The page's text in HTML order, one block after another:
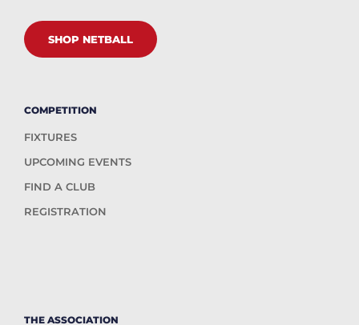
SHOP NETBALL
COMPETITION
FIXTURES
UPCOMING EVENTS
FIND A CLUB
REGISTRATION
THE ASSOCIATION